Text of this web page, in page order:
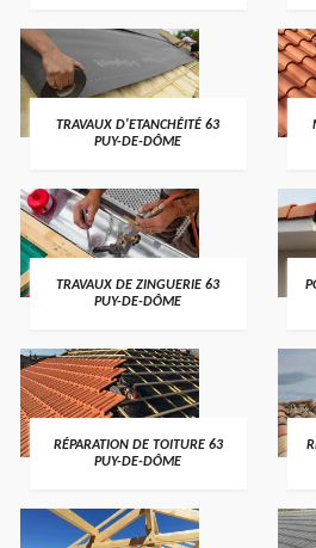
TRAVAUX D'ETANCHÉITÉ 63
PUY-DE-DÔME
TRAVAUX DE ZINGUERIE 63
PUY-DE-DÔME
RÉPARATION DE TOITURE 63
PUY-DE-DÔME